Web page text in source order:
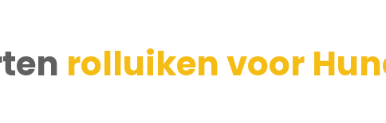
rolluiken voor